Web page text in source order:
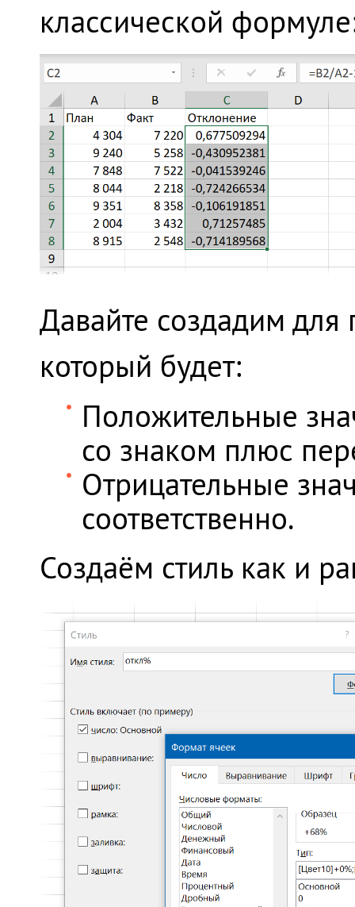
классической
Давайте создадим для
который будет:
Положительные
со знаком плюс
Отрицательные
соответственно.
Создаём стиль как и